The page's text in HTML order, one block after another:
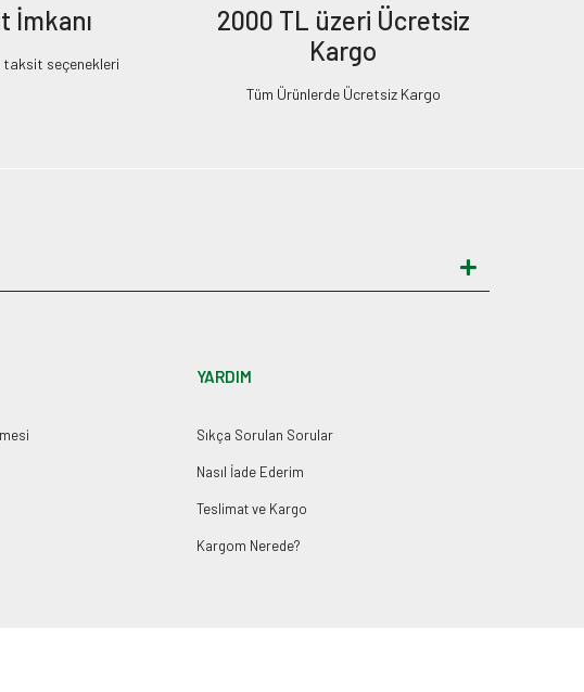
İmkanı
taksit seçenekleri
2000 TL üzeri Ücretsiz
Kargo
Tüm Ürünlerde Ücretsiz Kargo
YARDIM
Sıkça Sorulan Sorular
Nasıl İade Ederim
Teslimat ve Kargo
Kargom Nerede?